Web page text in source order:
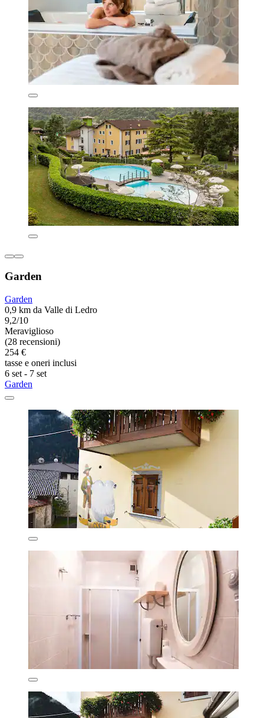
Garden
Garden
0,9 km da Valle di Ledro
9,2/10
Meraviglioso
(28 recensioni)
254 €
tasse e oneri inclusi
6 set - 7 set
Garden